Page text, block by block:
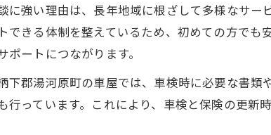
車屋での車検
中古車選び
に強い理由は、長年地域に根ざして多様なサ
できる体制を整えているため、初めての方でも
ートにつながります。
下郡湯河原町の車屋では、車検時に必要な書
行っています。これにより、車検と保険の更